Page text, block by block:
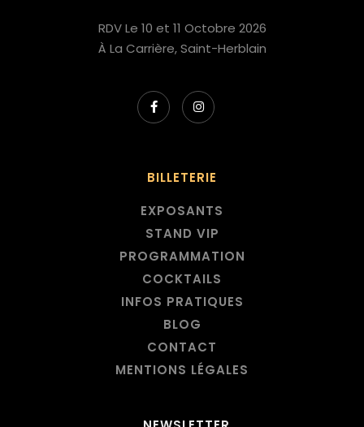
RDV Le 10 et 11 Octobre 2026
À La Carrière, Saint-Herblain
 
BILLETERIE
EXPOSANTS
STAND VIP
PROGRAMMATION
COCKTAILS
INFOS PRATIQUES
BLOG
CONTACT
MENTIONS LÉGALES